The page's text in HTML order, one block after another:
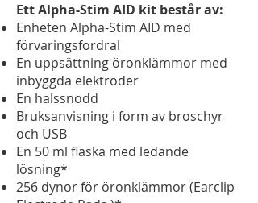
Ett Alpha-Stim AID kit består av:
Enheten Alpha-Stim AID med
förvaringsfordral
En uppsättning öronklämmor med
inbyggda elektroder
En halssnodd
Bruksanvisning i form av broschyr
och USB
En 50 ml flaska med ledande
lösning*
256 dynor för öronklämmor (Earclip